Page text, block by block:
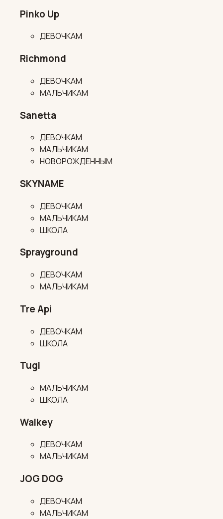
Pinko Up
ДЕВОЧКАМ
Richmond
ДЕВОЧКАМ
МАЛЬЧИКАМ
Sanetta
ДЕВОЧКАМ
МАЛЬЧИКАМ
НОВОРОЖДЕННЫМ
SKYNAME
ДЕВОЧКАМ
МАЛЬЧИКАМ
ШКОЛА
Sprayground
ДЕВОЧКАМ
МАЛЬЧИКАМ
Tre Api
ДЕВОЧКАМ
ШКОЛА
Tugi
МАЛЬЧИКАМ
ШКОЛА
Walkey
ДЕВОЧКАМ
МАЛЬЧИКАМ
JOG DOG
ДЕВОЧКАМ
МАЛЬЧИКАМ